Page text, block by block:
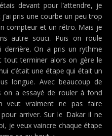
devant pour l’attendre, je
pris une courbe un peu trop
compteur et un rétro. Mais je
autre souci. Puis on roule
derrière. On a pris un rythme
tout terminer alors on gère le
c’était une étape qui était un
longue. Avec beaucoup de
on a essayé de rouler à fond
veut vraiment ne pas faire
arriver. Sur le Dakar il ne
je veux vaincre chaque étape